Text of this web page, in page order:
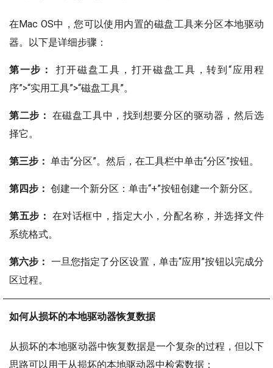
在Mac OS中，您可以使用内置的磁盘工具来分区本地驱动
器。以下是详细步骤：
第一步：
打开磁盘工具，打开磁盘工具，转到“应用程
序”>“实用工具”>“磁盘工具”。
第二步： 在磁盘工具中，找到想要分区的驱动器，然后选
择它。
第三步： 单击“分区”。然后，在工具栏中单击“分区”按钮。
第四步： 创建一个新分区：单击“+”按钮创建一个新分区。
第五步： 在对话框中，指定大小，分配名称，并选择文件
系统格式。
第六步： 一旦您指定了分区设置，单击“应用”按钮以完成分
区过程。
如何从损坏的本地驱动器恢复数据
从损坏的本地驱动器中恢复数据是一个复杂的过程，但以下
思路可以用于从损坏的本地驱动器中检索数据：